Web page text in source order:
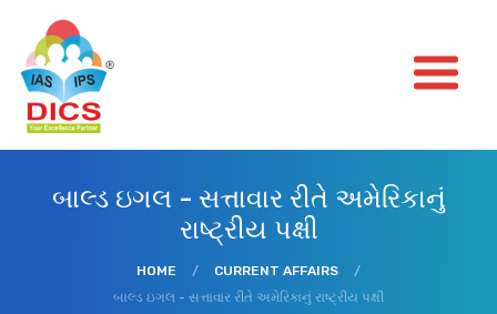
બાલ્ડ ઇગલ - સત્તાવાર રીતે અમેરિકાનું
રાષ્ટ્રીય પક્ષી
HOME / CURRENT AFFAIRS
/
બાલ્ડ ઇગલ - સત્તાવાર રીતે અમેરિકાનું રાષ્ટ્રીય પક્ષી